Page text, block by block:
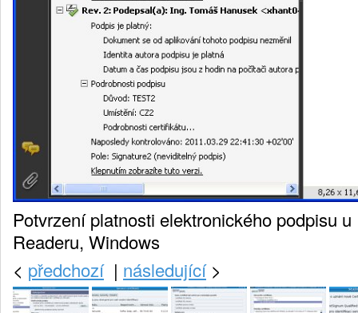
Potvrzení platnosti elektronického podpisu
Readeru, Windows
< předchozí| následující>